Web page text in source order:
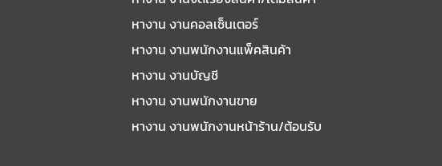
หางาน งานคอลเซ็นเตอร์
หางาน งานพนักงานแพ็คสินค้า
หางาน งานบัญชี
หางาน งานพนักงานขาย
หางาน งานพนักงานหน้าร้าน/ต้อนรับ